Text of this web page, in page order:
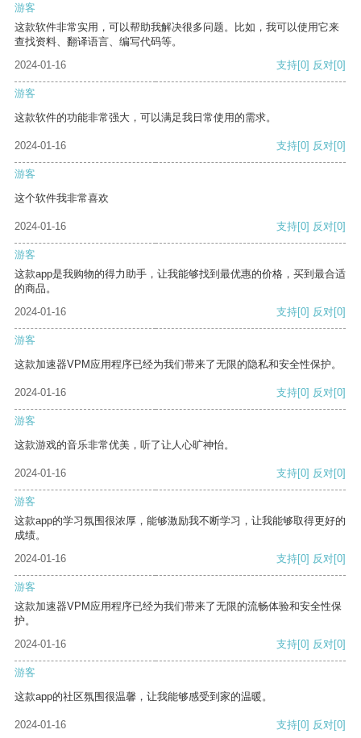
游客
这款软件非常实用，可以帮助我解决很多问题。比如，我可以使用它来
查找资料、翻译语言、编写代码等。
2024-01-16
支持[0] 反对[0]
游客
这款软件的功能非常强大，可以满足我日常使用的需求。
2024-01-16 支持[0] 反对[0]
游客
这个软件我非常喜欢
2024-01-16 支持[0] 反对[0]
游客
这款app是我购物的得力助手，让我能够找到最优惠的价格，买到最合适
的商品。
2024-01-16
支持[0] 反对[0]
游客
这款加速器VPM应用程序已经为我们带来了无限的隐私和安全性保护。
2024-01-16 支持[0] 反对[0]
游客
这款游戏的音乐非常优美，听了让人心旷神怡。
2024-01-16 支持[0] 反对[0]
游客
这款app的学习氛围很浓厚，能够激励我不断学习，让我能够取得更好的
成绩。
2024-01-16
支持[0] 反对[0]
游客
这款加速器VPM应用程序已经为我们带来了无限的流畅体验和安全性保
护。
2024-01-16
支持[0] 反对[0]
游客
这款app的社区氛围很温馨，让我能够感受到家的温暖。
2024-01-16 支持[0] 反对[0]